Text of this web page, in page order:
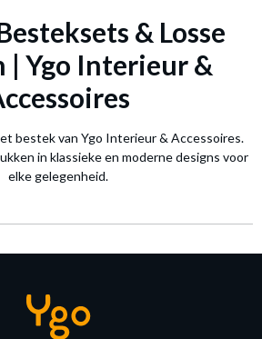
& Losse
| Ygo Interieur &
bestek van Ygo Interieur & Accessoires.
in klassieke en moderne designs voor
elke gelegenheid.